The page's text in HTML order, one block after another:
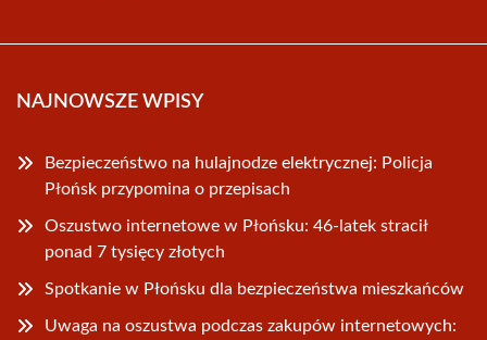
NAJNOWSZE WPISY
Bezpieczeństwo na hulajnodze elektrycznej: Policja
Płońsk przypomina o przepisach
Oszustwo internetowe w Płońsku: 46-latek stracił
ponad 7 tysięcy złotych
Spotkanie w Płońsku dla bezpieczeństwa mieszkańców
Uwaga na oszustwa podczas zakupów internetowych: